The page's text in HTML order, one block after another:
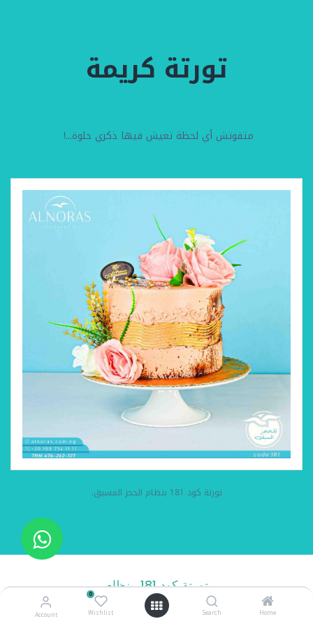
Home
Search
0
Wishlist
Account
تورتة كريمة
متفوتش أي لحظة تعيش فيها ذكري حلوة...!
تورتة كود 181 بنظام الحجز المسبق.
تورتة كود 181 بنظام
الحجز المسبق